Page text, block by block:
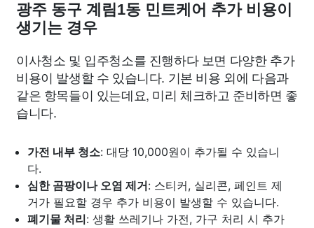
광주 동구 계림1동 민트케어 추가 비용이
생기는 경우
이사청소 및 입주청소를 진행하다 보면 다양한 추가
비용이 발생할 수 있습니다. 기본 비용 외에 다음과
같은 항목들이 있는데요, 미리 체크하고 준비하면 좋
습니다.
가전 내부 청소: 대당 10,000원이 추가될 수 있습니
다.
심한 곰팡이나 오염 제거: 스티커, 실리콘, 페인트 제
거가 필요할 경우 추가 비용이 발생할 수 있습니다.
폐기물 처리: 생활 쓰레기나 가전, 가구 처리 시 추가